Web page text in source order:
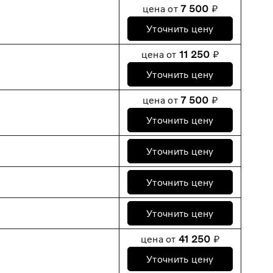
цена от7 500 ₽
Уточнить цену
цена от 11 250 ₽
Уточнить цену
цена от7 500 ₽
Уточнить цену
Уточнить цену
Уточнить цену
Уточнить цену
цена от 41 250 ₽
Уточнить цену